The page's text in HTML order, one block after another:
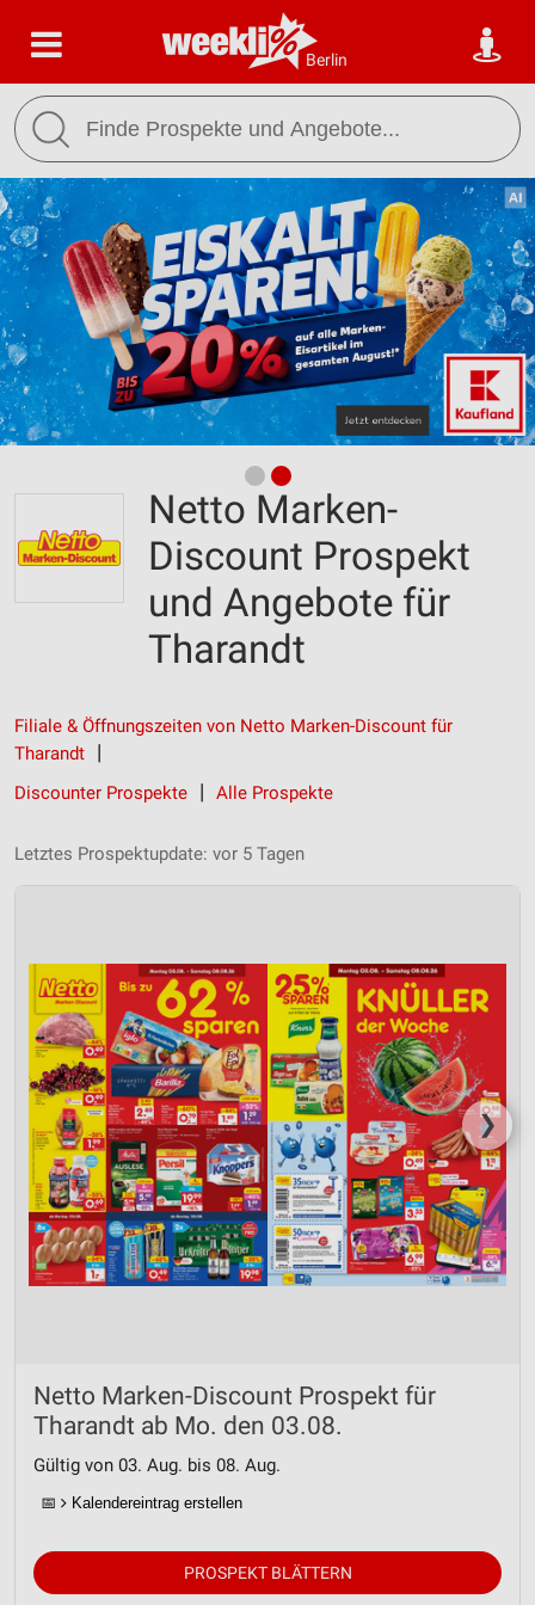
Berlin
Netto Marken-
Discount Prospekt
und Angebote für
Tharandt
Filiale & Öffnungszeiten von Netto Marken-Discount für
Tharandt
Discounter Prospekte
Alle Prospekte
Letztes Prospektupdate: vor 5 Tagen
❯
Netto Marken-Discount Prospekt für
Tharandt ab Mo. den 03.08.
Gültig von 03. Aug. bis 08. Aug.
📅 Kalendereintrag erstellen
PROSPEKT BLÄTTERN